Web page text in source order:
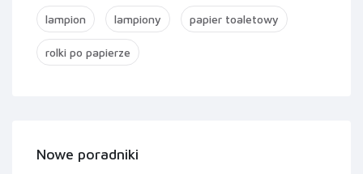
lampion lampiony papier toaletowy
rolki po papierze
Nowe poradniki